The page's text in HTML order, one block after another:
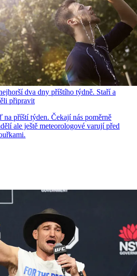
dva dny příštího týdně. Staří a
připravit
příští týden. Čekají nás poměrně
ale ještě meteorologové varují před